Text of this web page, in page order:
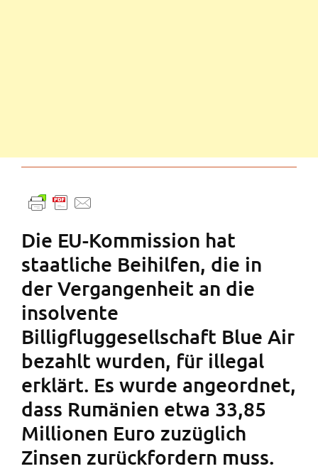
Die EU-Kommission hat
staatliche Beihilfen, die in
der Vergangenheit an die
insolvente
Billigfluggesellschaft Blue Air
bezahlt wurden, für illegal
erklärt. Es wurde angeordnet,
dass Rumänien etwa 33,85
Millionen Euro zuzüglich
Zinsen zurückfordern muss.